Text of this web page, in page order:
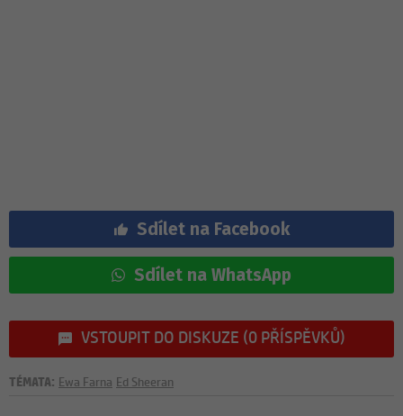
Sdílet na Facebook
Sdílet na WhatsApp
VSTOUPIT DO DISKUZE (0 PŘÍSPĚVKŮ)
TÉMATA: Ewa Farna Ed Sheeran